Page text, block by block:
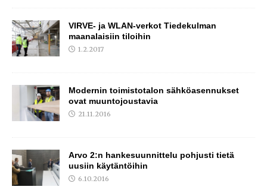
VIRVE- ja WLAN-verkot Tiedekulman
maanalaisiin tiloihin
1.2.2017
Modernin toimistotalon sähköasennukset
ovat muuntojoustavia
21.11.2016
Arvo 2:n hankesuunnittelu pohjusti tietä
uusiin käytäntöihin
6.10.2016